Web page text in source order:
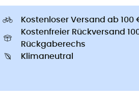
Kostenloser Versand ab 100
Kostenfreier Rückversand
Rückgaberechs
Klimaneutral